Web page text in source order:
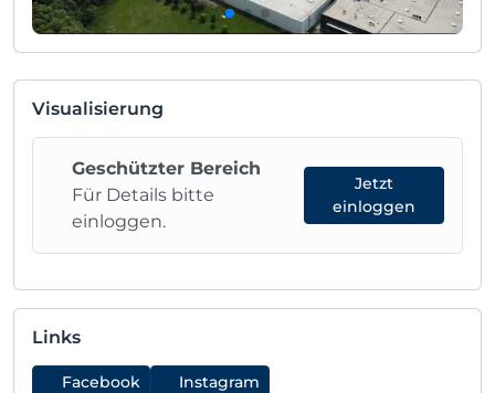
Visualisierung
Geschützter Bereich
Für Details bitte
einloggen.
Jetzt
einloggen
Links
Facebook Instagram